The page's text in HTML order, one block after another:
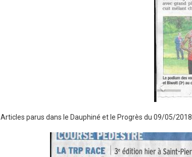
Articles parus dans le Dauphiné et le Progrès du 09/05/2018